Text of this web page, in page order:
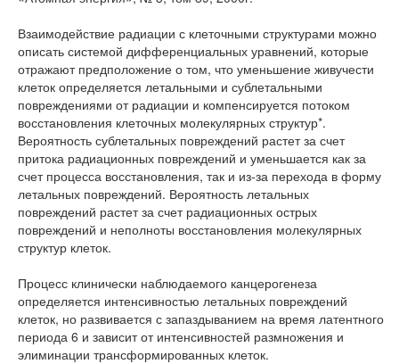
Взаимодействие радиации с клеточными структурами можно
описать системой дифференциальных уравнений, которые
отражают предположение о том, что уменьшение живучести
клеток определяется летальными и сублетальными
повреждениями от радиации и компенсируется потоком
восстановления клеточных молекулярных структур*.
Вероятность сублетальных повреждений растет за счет
притока радиационных повреждений и уменьшается как за
счет процесса восстановления, так и из-за перехода в форму
летальных повреждений. Вероятность летальных
повреждений растет за счет радиационных острых
повреждений и неполноты восстановления молекулярных
структур клеток.
Процесс клинически наблюдаемого канцерогенеза
определяется интенсивностью летальных повреждений
клеток, но развивается с запаздыванием на время латентного
периода 6 и зависит от интенсивностей размножения и
элиминации трансформированных клеток.